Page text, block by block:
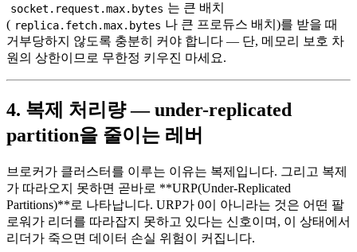
socket.request.max.bytes 는 큰 배치
( replica.fetch.max.bytes 나 큰 프로듀스 배치)를 받을 때
거부당하지 않도록 충분히 커야 합니다 — 단, 메모리 보호 차
원의 상한이므로 무한정 키우진 마세요.
4. 복제 처리량 — under-replicated
partition을 줄이는 레버
브로커가 클러스터를 이루는 이유는 복제입니다. 그리고 복제
가 따라오지 못하면 곧바로 **URP(Under-Replicated
Partitions)**로 나타납니다. URP가 0이 아니라는 것은 어떤 팔
로워가 리더를 따라잡지 못하고 있다는 신호이며, 이 상태에서
리더가 죽으면 데이터 손실 위험이 커집니다.